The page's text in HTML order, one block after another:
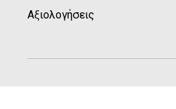
Αξιολογήσεις